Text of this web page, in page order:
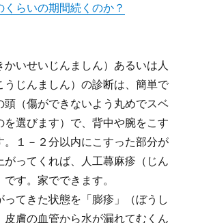
くらいの期間続くのか？
かいせいじんましん）あるいは人
うじんましん）の診断は、簡単で
頭（傷ができないよう丸めでスベ
を選びます）で、背中や腕をこす
。１－２分以内にこすった部分が
がってくれば、人工蕁麻疹（じん
す。家でできます。
ってきた状態を「膨疹」（ぼうし
皮膚の血管から水が漏れてむくん